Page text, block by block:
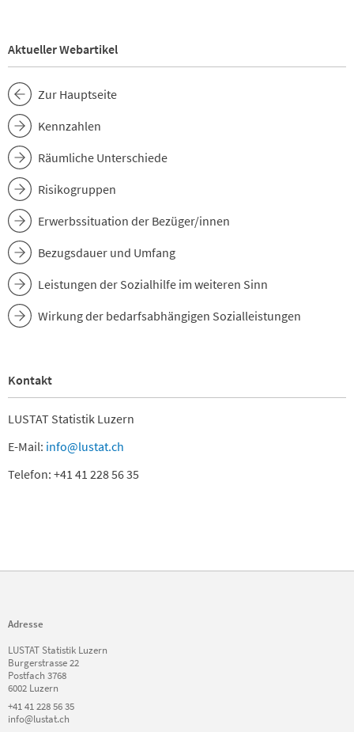
Aktueller Webartikel
Zur Hauptseite
Kennzahlen
Räumliche Unterschiede
Risikogruppen
Erwerbssituation der Bezüger/innen
Bezugsdauer und Umfang
Leistungen der Sozialhilfe im weiteren Sinn
Wirkung der bedarfsabhängigen Sozialleistungen
Kontakt
LUSTAT Statistik Luzern
E-Mail: info@lustat.ch
Telefon: +41 41 228 56 35
Adresse
LUSTAT Statistik Luzern
Burgerstrasse 22
Postfach 3768
6002 Luzern
+41 41 228 56 35
info@lustat.ch